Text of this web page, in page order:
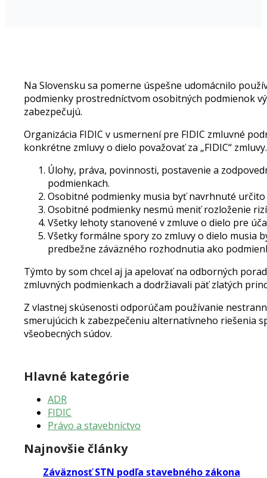
Na Slovensku sa pomerne úspešne udomácnilo
podmienky prostredníctvom osobitných podmienok
zabezpečujú.
Organizácia FIDIC v usmernení pre FIDIC zmluvné
konkrétne zmluvy o dielo považovať za „FIDIC“
Úlohy, práva, povinnosti, postavenie a
podmienkach.
Osobitné podmienky musia byť navrhnuté
Osobitné podmienky nesmú meniť rozloženie
Všetky lehoty stanovené v zmluve o dielo pre
Všetky formálne spory zo zmluvy o dielo musia
predbežne záväzného rozhodnutia ako
Týmto by som chcel aj ja apelovať na odborných
zmluvných podmienkach a dodržiavali päť zlatých
Z vlastnej skúsenosti odporúčam používanie
smerujúcich k zabezpečeniu alternatívneho riešenia
všeobecných súdov.
Hlavné kategórie
ADR
FIDIC
Právo a stavebníctvo
Najnovšie články
Záväznosť STN podľa stavebného zákona